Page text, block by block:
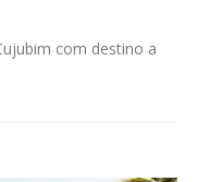
com destino a